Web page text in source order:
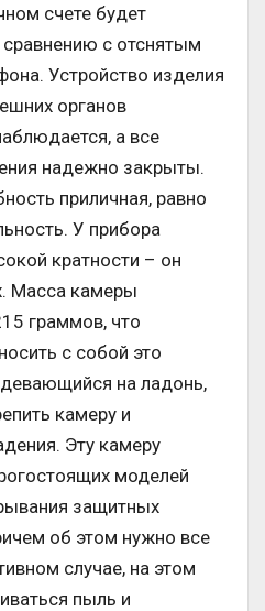
счете будет
с отснятым
Устройство изделия
органов
а все
надежно закрыты.
приличная, равно
У прибора
кратности – он
Масса камеры
граммов, что
с собой это
на ладонь,
камеру и
Эту камеру
моделей
защитных
об этом нужно все
случае, на этом
пыль и